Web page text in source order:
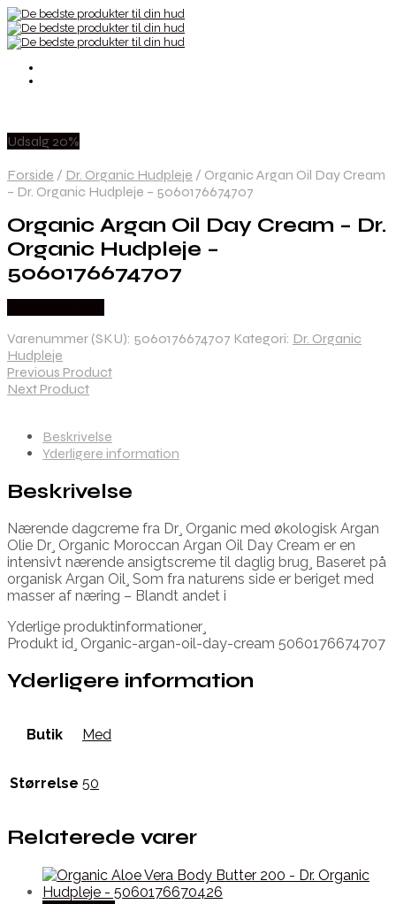
Udsalg 20%
Forside / Dr. Organic Hudpleje / Organic Argan Oil Day Cream
– Dr. Organic Hudpleje – 5060176674707
Organic Argan Oil Day Cream – Dr.
Organic Hudpleje –
5060176674707
Varenummer (SKU): 5060176674707 Kategori: Dr. Organic
Hudpleje
Previous Product
Next Product
Beskrivelse
Yderligere information
Beskrivelse
Nærende dagcreme fra Dr¸ Organic med økologisk Argan
Olie Dr¸ Organic Moroccan Argan Oil Day Cream er en
intensivt nærende ansigtscreme til daglig brug¸ Baseret på
organisk Argan Oil¸ Som fra naturens side er beriget med
masser af næring – Blandt andet i
Yderlige produktinformationer¸
Produkt id¸ Organic-argan-oil-day-cream 5060176674707
Yderligere information
Butik Med
Størrelse 50
Relaterede varer